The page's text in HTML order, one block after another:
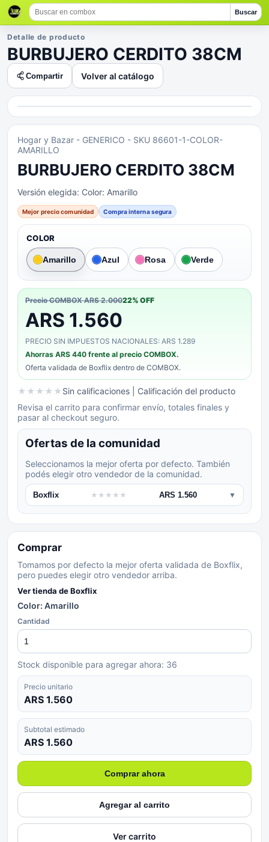
Buscar
Detalle de producto
BURBUJERO CERDITO 38CM
Compartir Volver al catálogo
Hogar y Bazar - GENERICO - SKU 86601-1-COLOR-
AMARILLO
BURBUJERO CERDITO 38CM
Versión elegida: Color: Amarillo
Mejor precio comunidad Compra interna segura
COLOR
Amarillo Azul Rosa Verde
Precio COMBOXARS 2.00022% OFF
ARS 1.560
PRECIO SIN IMPUESTOS NACIONALES: ARS 1.289
Ahorras ARS 440 frente al precio COMBOX.
Oferta validada de Boxflix dentro de COMBOX.
★ ★ ★ ★ ★Sin calificaciones | Calificación del producto
Revisa el carrito para confirmar envío, totales finales y
pasar al checkout seguro.
Ofertas de la comunidad
Seleccionamos la mejor oferta por defecto. También
podés elegir otro vendedor de la comunidad.
Boxflix ★ ★ ★ ★ ★ ARS 1.560 ▼
Comprar
Tomamos por defecto la mejor oferta validada de Boxflix,
pero puedes elegir otro vendedor arriba.
Ver tienda deBoxflix
Color: Amarillo
Cantidad
Stock disponible para agregar ahora: 36
Precio unitario
ARS 1.560
Subtotal estimado
ARS 1.560
Comprar ahora
Agregar al carrito
Ver carrito